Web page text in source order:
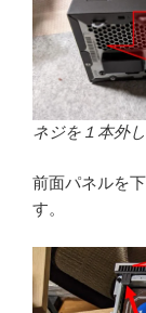
ネジを１本外
前面パネルを
す。